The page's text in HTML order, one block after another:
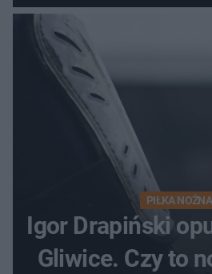
PIŁKA NOŻNA
Igor Drapiński
Gliwice. Czy to